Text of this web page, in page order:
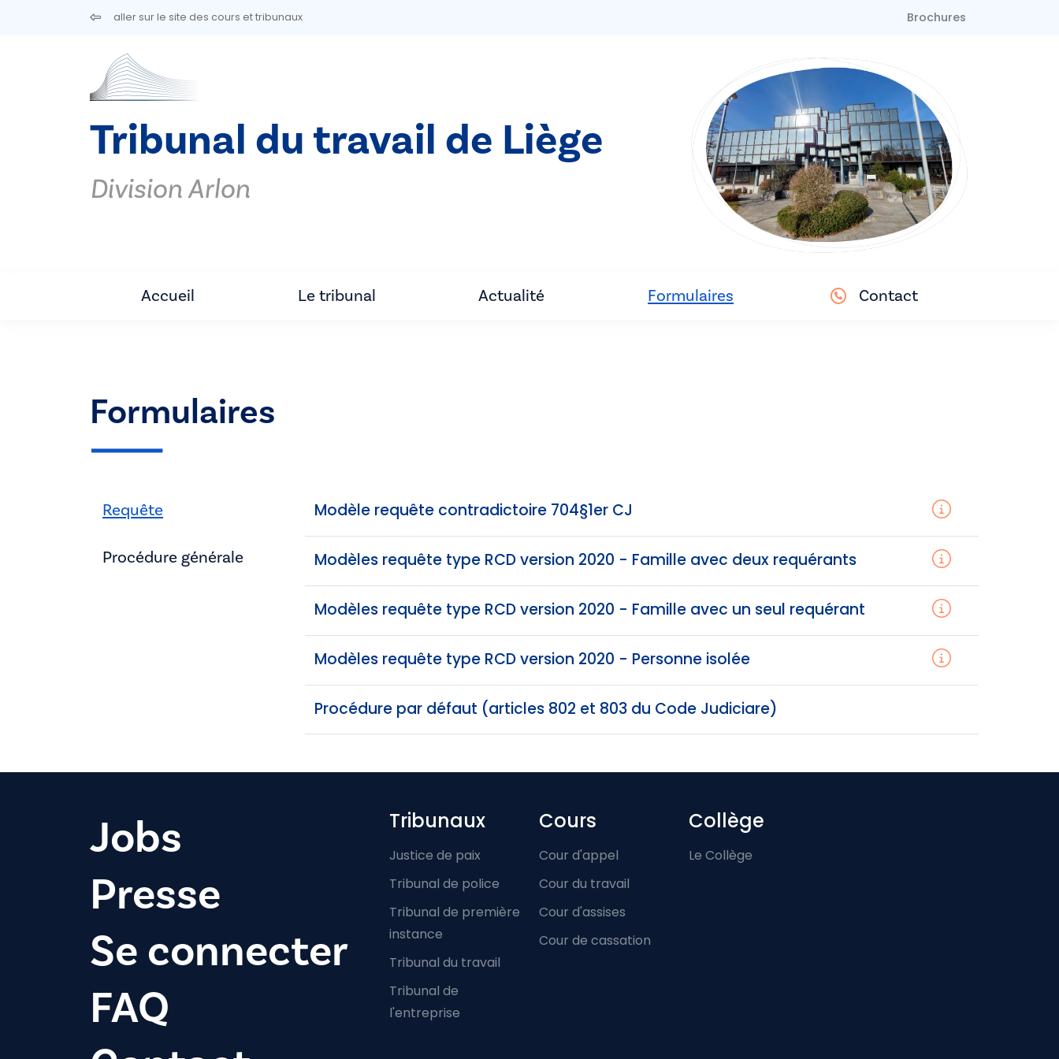
Aller au contenu principalaller sur le site des cours et tribunaux Brochures
Tribunal du travail de Liège
Division Arlon
Accueil Le tribunal Actualité Formulaires Contact
Formulaires
Requête
Procédure générale
Modèle requête contradictoire 704§1er CJ
Modèles requête type RCD version 2020 - Famille avec deux requérants
Modèles requête type RCD version 2020 - Famille avec un seul requérant
Modèles requête type RCD version 2020 - Personne isolée
Procédure par défaut (articles 802 et 803 du Code Judiciare)
Jobs
Presse
Se connecter
FAQ
Footer-menu
Tribunaux
Justice de paix
Tribunal de police
Tribunal de première
instance
Tribunal du travail
Tribunal de
l'entreprise
Cours
Cour d'appel
Cour du travail
Cour d'assises
Cour de cassation
Collège
Le Collège